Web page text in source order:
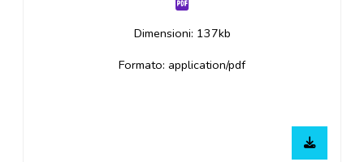
Dimensioni: 137kb
Formato: application/pdf